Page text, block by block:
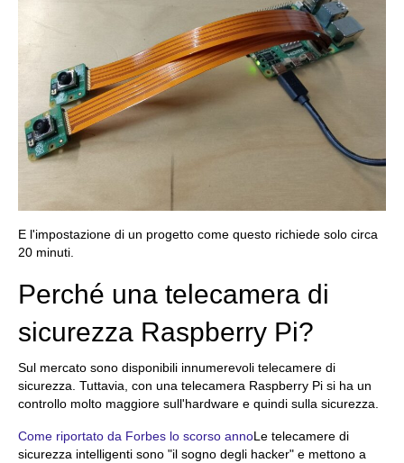
E l'impostazione di un progetto come questo richiede solo circa
20 minuti.
Perché una telecamera di
sicurezza Raspberry Pi?
Sul mercato sono disponibili innumerevoli telecamere di
sicurezza. Tuttavia, con una telecamera Raspberry Pi si ha un
controllo molto maggiore sull'hardware e quindi sulla sicurezza.
Come riportato da Forbes lo scorso annoLe telecamere di
sicurezza intelligenti sono "il sogno degli hacker" e mettono a